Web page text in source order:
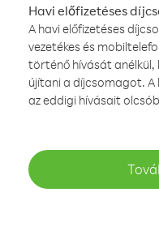
Havi előfizetéses
A havi előfizetéses
vezetékes és
történő hívását anélkül,
újítani a díjcsomagot. A
az eddigi hívásait